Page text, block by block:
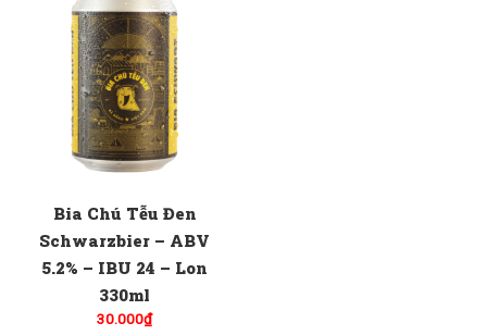
Bia Chú Tễu Đen
Schwarzbier – ABV
5.2% – IBU 24 – Lon
330ml
30.000₫